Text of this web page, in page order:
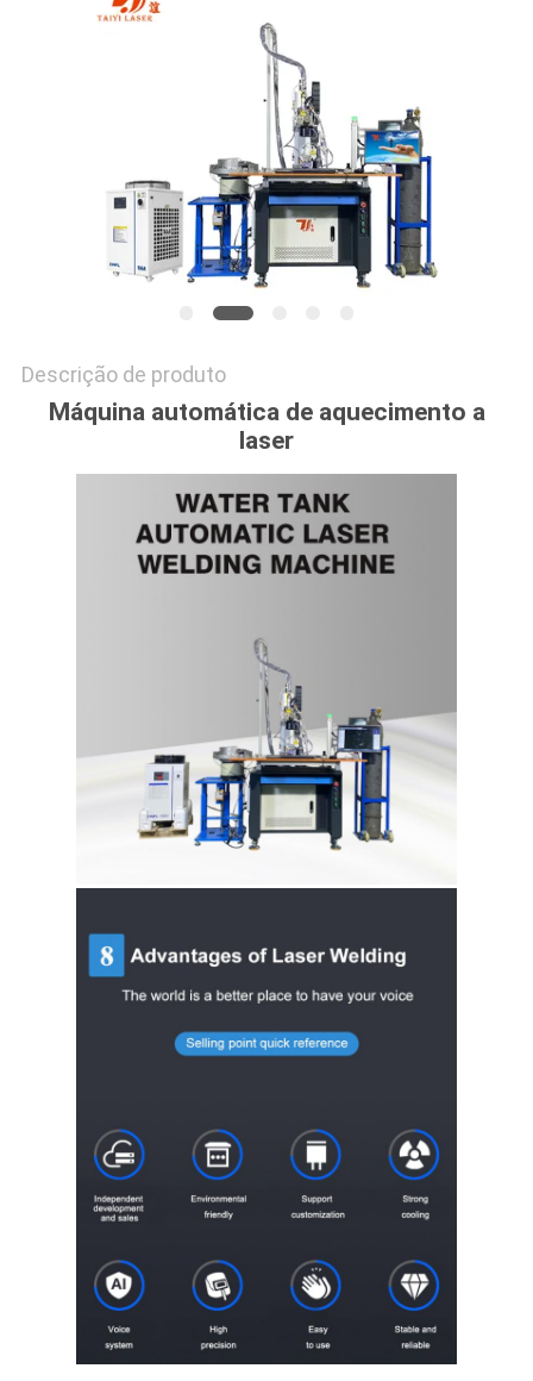
Descrição de produto
Máquina automática de aquecimento a
laser